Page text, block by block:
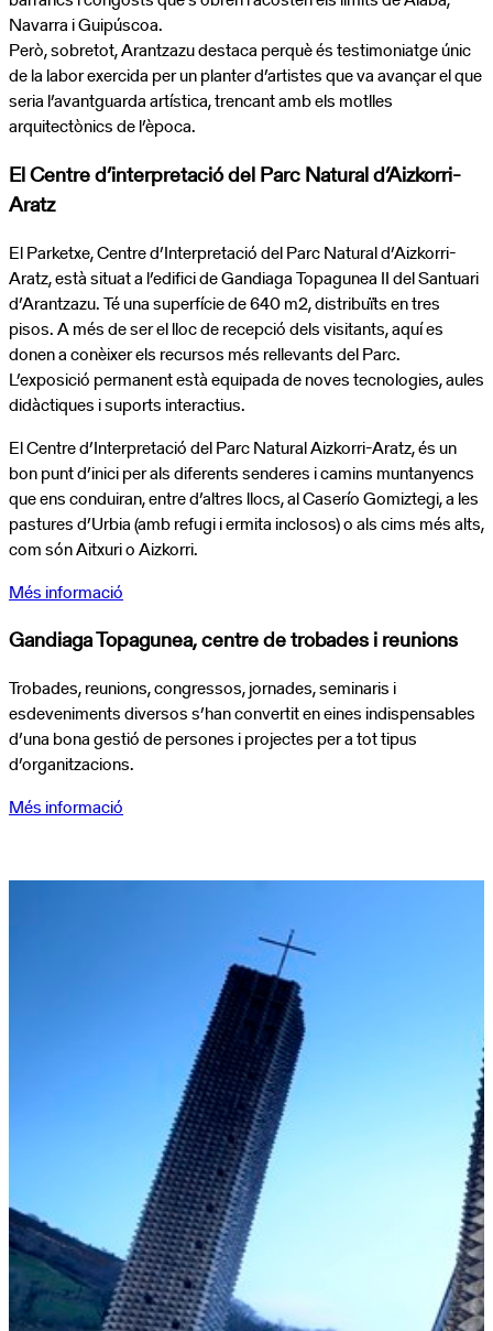
Navarra i Guipúscoa.
Però, sobretot, Arantzazu destaca perquè és testimoniatge únic
de la labor exercida per un planter d’artistes que va avançar el que
seria l’avantguarda artística, trencant amb els motlles
arquitectònics de l’època.
El Centre d’interpretació del Parc Natural d’Aizkorri-
Aratz
El Parketxe, Centre d’Interpretació del Parc Natural d’Aizkorri-
Aratz, està situat a l’edifici de Gandiaga Topagunea II del Santuari
d’Arantzazu. Té una superfície de 640 m2, distribuïts en tres
pisos. A més de ser el lloc de recepció dels visitants, aquí es
donen a conèixer els recursos més rellevants del Parc.
L’exposició permanent està equipada de noves tecnologies, aules
didàctiques i suports interactius.
El Centre d’Interpretació del Parc Natural Aizkorri-Aratz, és un
bon punt d’inici per als diferents senderes i camins muntanyencs
que ens conduiran, entre d’altres llocs, al Caserío Gomiztegi, a les
pastures d’Urbia (amb refugi i ermita inclosos) o als cims més alts,
com són Aitxuri o Aizkorri.
Més informació
Gandiaga Topagunea, centre de trobades i reunions
Trobades, reunions, congressos, jornades, seminaris i
esdeveniments diversos s’han convertit en eines indispensables
d’una bona gestió de persones i projectes per a tot tipus
d’organitzacions.
Més informació